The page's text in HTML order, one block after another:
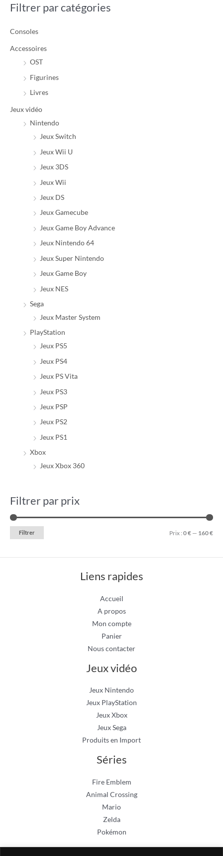
h
r
c
Filtrer par catégories
Consoles
Accessoires
OST
Figurines
Livres
Jeux vidéo
Nintendo
Jeux Switch
Jeux Wii U
Jeux 3DS
Jeux Wii
Jeux DS
Jeux Gamecube
Jeux Game Boy Advance
Jeux Nintendo 64
Jeux Super Nintendo
Jeux Game Boy
Jeux NES
Sega
Jeux Master System
PlayStation
Jeux PS5
Jeux PS4
Jeux PS Vita
Jeux PS3
Jeux PSP
Jeux PS2
Jeux PS1
Xbox
Jeux Xbox 360
Filtrer par prix
Filtrer Prix : 0 € — 160 €
Liens rapides
Accueil
A propos
Mon compte
Panier
Nous contacter
Jeux vidéo
Jeux Nintendo
Jeux PlayStation
Jeux Xbox
Jeux Sega
Produits en Import
Séries
Fire Emblem
Animal Crossing
Mario
Zelda
Pokémon